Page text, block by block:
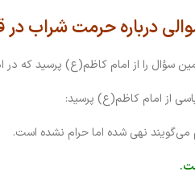
درباره حرمت شراب در
را از امام کاظم(ع)‌ پرسید که در
از امام کاظم(ع) پرسید:
می‌گویند نهى شده اما حرام نشده است.